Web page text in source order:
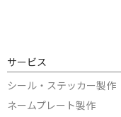
サービス
シール・ステッカー製作
ネームプレート製作